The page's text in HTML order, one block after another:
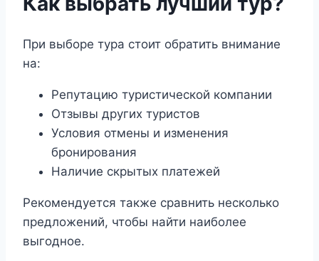
При выборе тура стоит обратить внимание
на:
Репутацию туристической компании
Отзывы других туристов
Условия отмены и изменения
бронирования
Наличие скрытых платежей
Рекомендуется также сравнить несколько
предложений, чтобы найти наиболее
выгодное.